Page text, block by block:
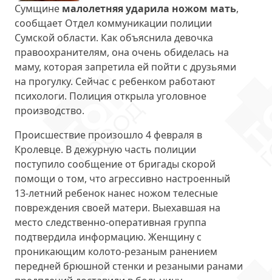
Сумщине малолетняя ударила ножом мать,
сообщает Отдел коммуникации полиции
Сумской области. Как объяснила девочка
правоохранителям, она очень обиделась на
маму, которая запретила ей пойти с друзьями
на прогулку. Сейчас с ребенком работают
психологи. Полиция открыла уголовное
производство.
Происшествие произошло 4 февраля в
Кролевце. В дежурную часть полиции
поступило сообщение от бригады скорой
помощи о том, что агрессивно настроенный
13-летний ребенок нанес ножом телесные
повреждения своей матери. Выехавшая на
место следственно-оперативная группа
подтвердила информацию. Женщину с
проникающим колото-резаным ранением
передней брюшной стенки и резаными ранами